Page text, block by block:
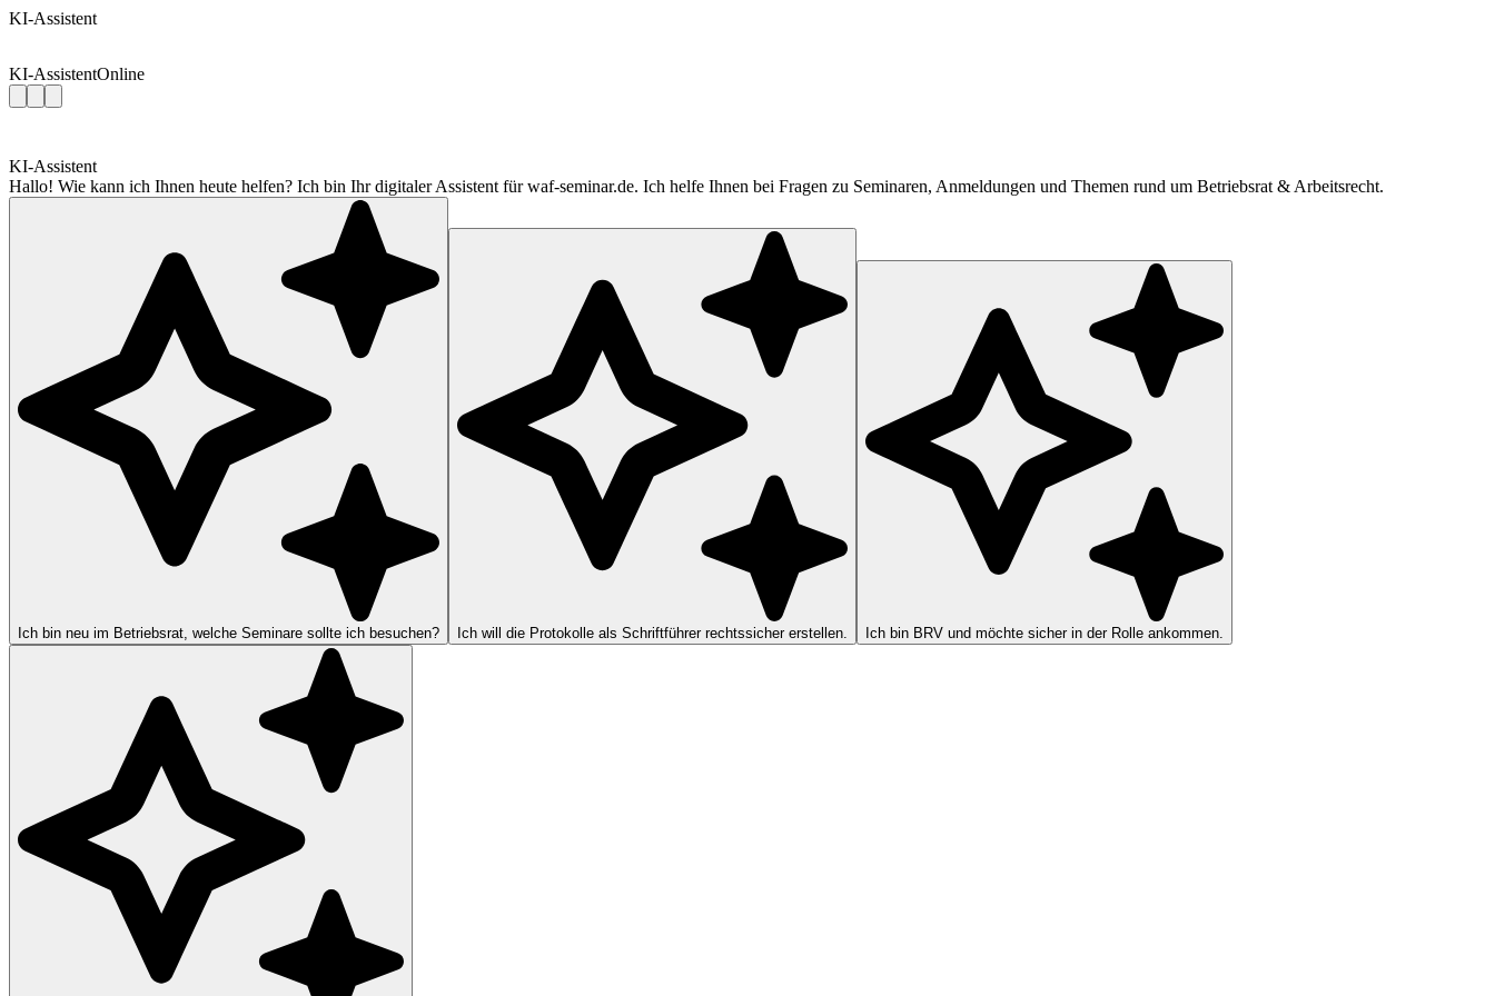
KI-Assistent
KI-AssistentOnline
KI-Assistent
Hallo! Wie kann ich Ihnen heute helfen? Ich bin Ihr digitaler Assistent für waf-seminar.de. Ich helfe Ihnen bei Fragen zu Seminaren, Anmeldungen und Themen rund um Betriebsrat & Arbeitsrecht.
Ich bin neu im Betriebsrat, welche Seminare sollte ich besuchen? Ich will die Protokolle als Schriftführer rechtssicher erstellen. Ich bin BRV und möchte sicher in der Rolle ankommen.